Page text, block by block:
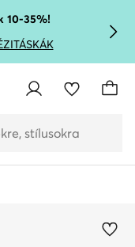
10-35%!
stílusokra